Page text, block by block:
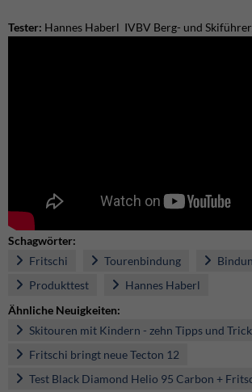
Tester: Hannes Haberl IVBV Berg- und
Schagwörter:
Fritschi
Tourenbindung
Produkttest
Hannes Haberl
Ähnliche Neuigkeiten:
Skitouren mit Kindern - zehn Tipps und
Fritschi bringt neue Tecton 12
Test Black Diamond Helio 95 Carbon +